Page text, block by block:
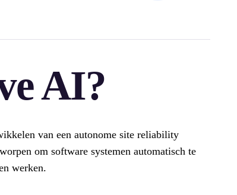
AI?
van een autonome site reliability
om software systemen automatisch te
werken.